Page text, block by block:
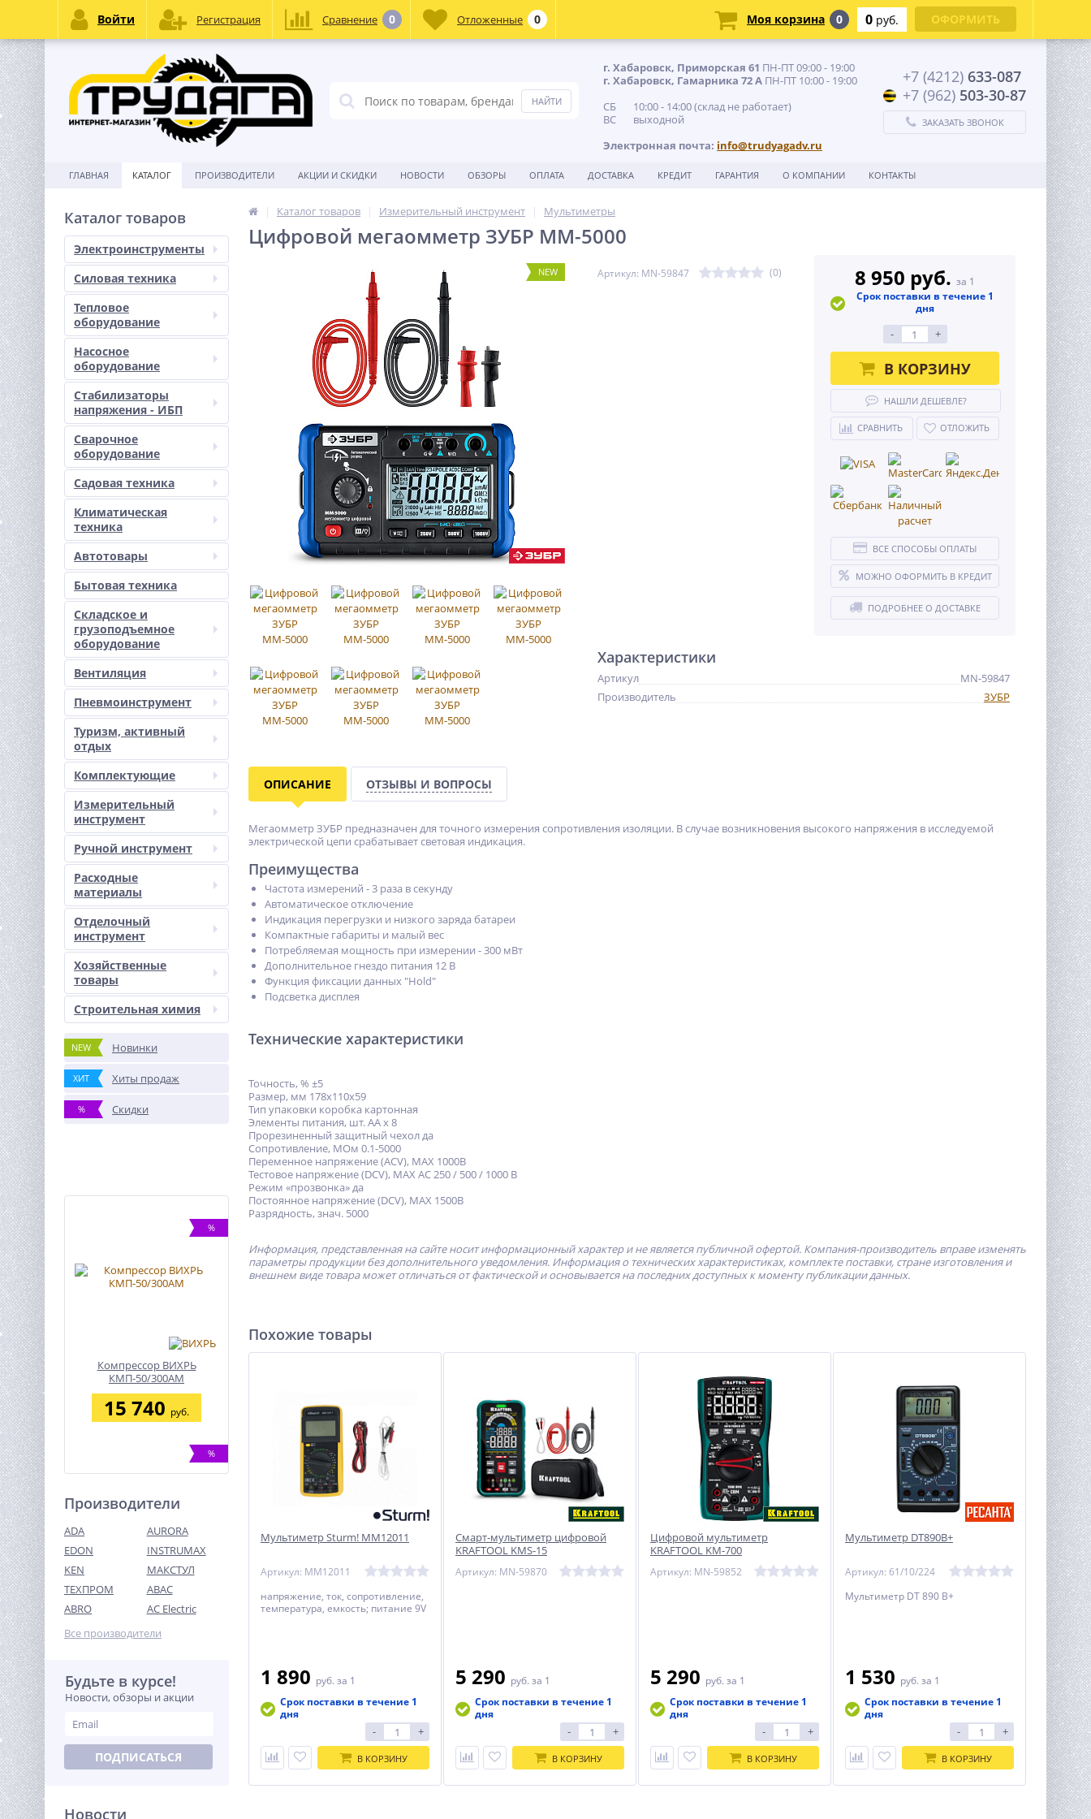
г. Хабаровск, Приморская 61 ПН-ПТ 09:00 - 19:00
г. Хабаровск, Гамарника 72 А ПН-ПТ 10:00 - 19:00
СБ 10:00 - 14:00 (склад не работает)
ВС выходной
Электронная почта: info@trudyagadv.ru
+7 (4212) 633-087
+7 (962) 503-30-87
ЗАКАЗАТЬ ЗВОНОК
ГЛАВНАЯ КАТАЛОГ ПРОИЗВОДИТЕЛИ АКЦИИ И СКИДКИ НОВОСТИ ОБЗОРЫ ОПЛАТА ДОСТАВКА КРЕДИТ ГАРАНТИЯ О КОМПАНИИ КОНТАКТЫ
Каталог товаров
Электроинструменты
Силовая техника
Тепловое
оборудование
Насосное
оборудование
Стабилизаторы
напряжения - ИБП
Сварочное
оборудование
Садовая техника
Климатическая
техника
Автотовары
Бытовая техника
Складское и
грузоподъемное
оборудование
Вентиляция
Пневмоинструмент
Туризм, активный
отдых
Комплектующие
Измерительный
инструмент
Ручной инструмент
Расходные
материалы
Отделочный
инструмент
Хозяйственные
товары
Строительная химия
NEW Новинки
ХИТ Хиты продаж
% Скидки
%
Компрессор ВИХРЬ
КМП-50/300АМ
15 740 руб.
%
Бензопила Holzfforma G180
(35см шина)
9 790
Производители
ADA
AURORA
EDON
INSTRUMAX
KEN
МАКСТУЛ
ТЕХПРОМ
ABAC
ABRO
AC Electric
Все производители
Будьте в курсе!
Новости, обзоры и акции
ПОДПИСАТЬСЯ
Новости
Каталог товаров Измерительный инструмент Мультиметры
Цифровой мегаомметр ЗУБР ММ-5000
NEW Артикул: MN-59847 (0) 8 950 руб. за 1
Срок поставки в течение 1
дня
- +
В КОРЗИНУ
НАШЛИ ДЕШЕВЛЕ?
СРАВНИТЬ ОТЛОЖИТЬ
ВСЕ СПОСОБЫ ОПЛАТЫ
МОЖНО ОФОРМИТЬ В КРЕДИТ
ПОДРОБНЕЕ О ДОСТАВКЕ
Характеристики
Артикул
MN-59847
Производитель
ЗУБР
ОПИСАНИЕ ОТЗЫВЫ И ВОПРОСЫ
Мегаомметр ЗУБР предназначен для точного измерения сопротивления изоляции. В случае возникновения высокого напряжения в исследуемой
электрической цепи срабатывает световая индикация.
Преимущества
Частота измерений - 3 раза в секунду
Автоматическое отключение
Индикация перегрузки и низкого заряда батареи
Компактные габариты и малый вес
Потребляемая мощность при измерении - 300 мВт
Дополнительное гнездо питания 12 В
Функция фиксации данных ″Hold″
Подсветка дисплея
Технические характеристики
Точность, % ±5
Размер, мм 178х110х59
Тип упаковки коробка картонная
Элементы питания, шт. АА х 8
Прорезиненный защитный чехол да
Сопротивление, МОм 0.1-5000
Переменное напряжение (ACV), MAX 1000В
Тестовое напряжение (DCV), MAX АС 250 / 500 / 1000 В
Режим «прозвонка» да
Постоянное напряжение (DCV), MAX 1500В
Разрядность, знач. 5000
Информация, представленная на сайте носит информационный характер и не является публичной офертой. Компания-производитель вправе изменять
параметры продукции без дополнительного уведомления. Информация о технических характеристиках, комплекте поставки, стране изготовления и
внешнем виде товара может отличаться от фактической и основывается на последних доступных к моменту публикации данных.
Похожие товары
Мультиметр Sturm! MM12011
Артикул: MM12011
напряжение, ток, сопротивление,
температура, емкость; питание 9V
1 890 руб. за 1
Срок поставки в течение 1
дня
- +
В КОРЗИНУ
Смарт-мультиметр цифровой
KRAFTOOL KMS-15
Артикул: MN-59870
5 290 руб. за 1
Срок поставки в течение 1
дня
- +
В КОРЗИНУ
Цифровой мультиметр
KRAFTOOL KM-700
Артикул: MN-59852
5 290 руб. за 1
Срок поставки в течение 1
дня
- +
В КОРЗИНУ
Мультиметр DT890B+
Артикул: 61/10/224
Мультиметр DT 890 B+
1 530 руб. за 1
Срок поставки в течение 1
дня
- +
В КОРЗИНУ
Войти Регистрация Сравнение 0 Отложенные 0 Моя корзина 0 0 руб. ОФОРМИТЬ